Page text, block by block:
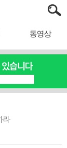
동영상
라